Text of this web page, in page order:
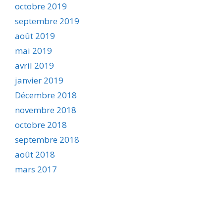
octobre 2019
septembre 2019
août 2019
mai 2019
avril 2019
janvier 2019
Décembre 2018
novembre 2018
octobre 2018
septembre 2018
août 2018
mars 2017